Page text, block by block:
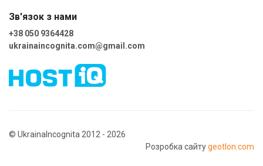
Зв'язок з нами
+38 050 9364428
ukrainaincognita.com@gmail.com
© UkrainaIncognita 2012 - 2026
Розробка сайтуgeotlon.com